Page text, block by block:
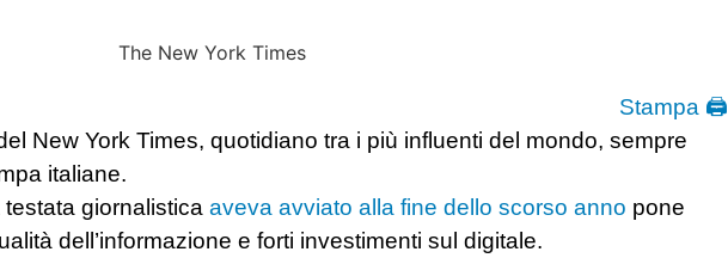
Stampa 🖨
New York Times, quotidiano tra i più influenti del mondo, sempre
italiane.
giornalistica aveva avviato alla fine dello scorso anno pone
dell’informazione e forti investimenti sul digitale.